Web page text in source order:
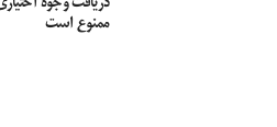
ممنوع است